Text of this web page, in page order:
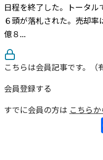
日程を終了した。トータ
６頭が落札された。売却
億８...
こちらは会員記事です。（
会員登録する
すでに会員の方は こちら